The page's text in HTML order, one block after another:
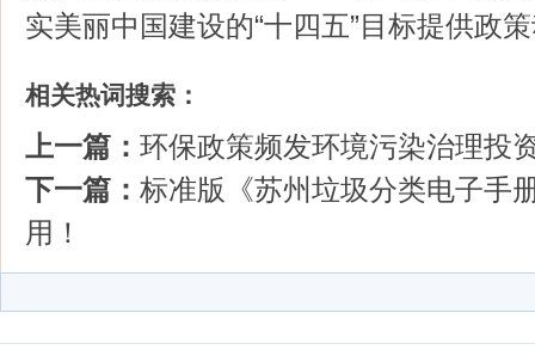
实美丽中国建设的“十四五”目标提供政
相关热词搜索：
上一篇： 环保政策频发环境污染治理投
下一篇： 标准版《苏州垃圾分类电子手
用！